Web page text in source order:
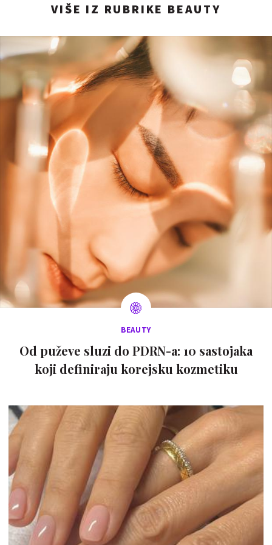
VIŠE IZ RUBRIKE BEAUTY
BEAUTY
Od puževe sluzi do PDRN-a: 10 sastojaka
koji definiraju korejsku kozmetiku